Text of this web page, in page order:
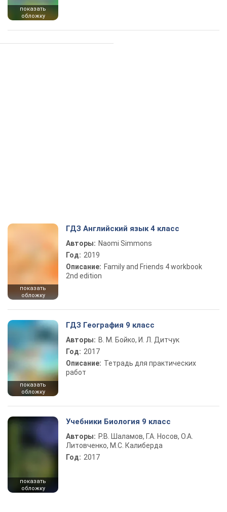
показать
обложку
показать
обложку
ГДЗ Английский язык 4 класс
Авторы: Naomi Simmons
Год: 2019
Описание: Family and Friends 4 workbook
2nd edition
показать
обложку
ГДЗ География 9 класс
Авторы: В. М. Бойко, И. Л. Дитчук
Год: 2017
Описание: Тетрадь для практических
работ
показать
обложку
Учебники Биология 9 класс
Авторы: Р.В. Шаламов, Г.А. Носов, О.А.
Литовченко, М.С. Калиберда
Год: 2017